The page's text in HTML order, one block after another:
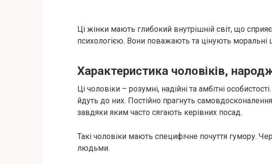
Ці жінки мають глибокий внутрішній світ, що
психологією. Вони поважають та цінують моральні
Характеристика чоловіків,
Ці чоловіки – розумні, надійні та амбітні
йдуть до них. Постійно прагнуть
завдяки яким часто сягають керівних посад.
Такі чоловіки мають специфічне почуття гумору.
людьми.